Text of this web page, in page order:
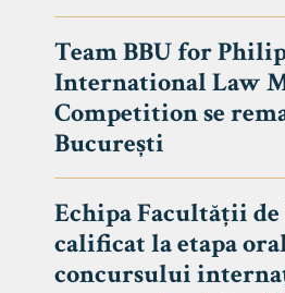
Team BBU for Philip
International Law
Competition se
București
Echipa Facultății de
calificat la etapa
concursului